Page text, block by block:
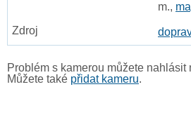
m.,
Problém s kamerou můžete nahlásit
Můžete také přidat kameru.